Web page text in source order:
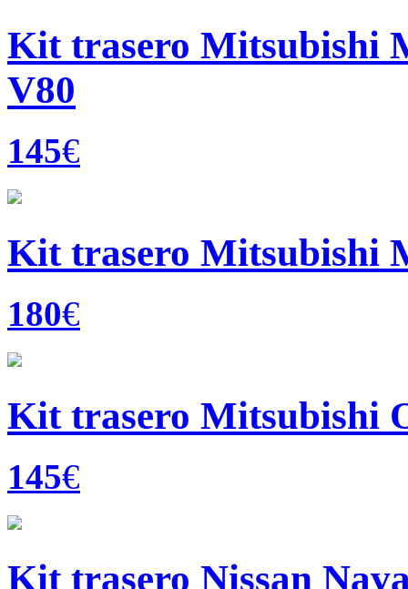
Kit trasero Mitsubishi
V80
145€
Kit trasero Mitsubishi
180€
Kit trasero Mitsubishi
145€
Kit trasero Nissan